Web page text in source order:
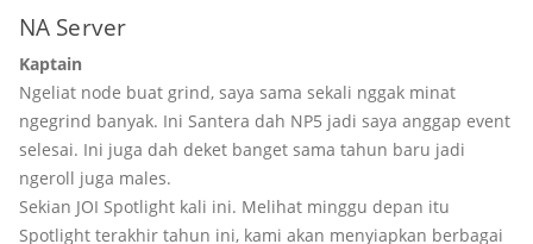
NA Server
Kaptain
Ngeliat node buat grind, saya sama sekali nggak minat
ngegrind banyak. Ini Santera dah NP5 jadi saya anggap event
selesai. Ini juga dah deket banget sama tahun baru jadi
ngeroll juga males.
Sekian JOI Spotlight kali ini. Melihat minggu depan itu
Spotlight terakhir tahun ini, kami akan menyiapkan berbagai